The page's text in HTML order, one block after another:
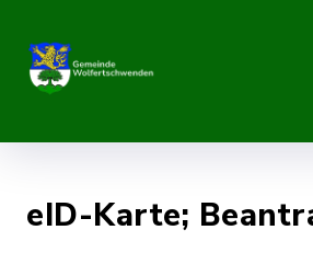
eID-Karte;